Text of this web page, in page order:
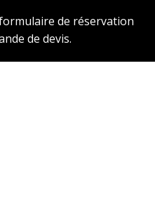
de réservation
de devis.